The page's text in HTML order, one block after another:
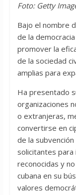
Foto: Getty
Bajo el nombre
de la
promover la
de la sociedad
amplias para
Ha presentado
organizaciones
o extranjeras,
convertirse en
de la
solicitantes para
reconocidas y
cubana en su
valores